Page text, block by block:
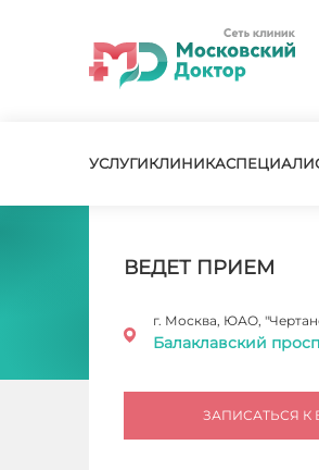
УСЛУГИКЛИНИКА
ВЕДЕТ ПРИЕМ
г. Москва, ЮАО,
Балаклавский
ЗАПИСАТЬСЯ К